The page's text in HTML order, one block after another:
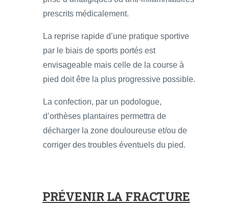
prescrits médicalement.
La reprise rapide d’une pratique sportive
par le biais de sports portés est
envisageable mais celle de la course à
pied doit être la plus progressive possible.
La confection, par un podologue,
d’orthèses plantaires permettra de
décharger la zone douloureuse et/ou de
corriger des troubles éventuels du pied.
PRÉVENIR LA FRACTURE